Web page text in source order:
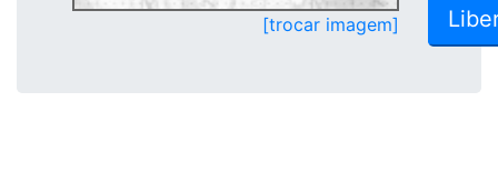
[trocar imagem]